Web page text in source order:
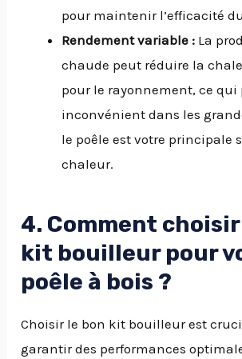
pour maintenir l’efficacité
Rendement variable : La
chaude peut réduire la
pour le rayonnement, ce qui
inconvénient dans les
le poêle est votre principale
chaleur.
4. Comment
kit bouilleur pour
poêle à bois ?
Choisir le bon kit bouilleur est
garantir des performances